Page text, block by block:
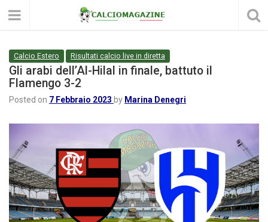
Calcio Estero Risultati calcio live in diretta
Gli arabi dell’Al-Hilal in finale, battuto il
Flamengo 3-2
Posted on 7 Febbraio 2023 by Marina Denegri